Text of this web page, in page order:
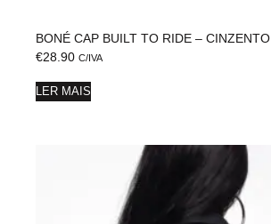
BONÉ CAP BUILT TO RIDE – CINZENTO
€28.90 C/IVA
LER MAIS